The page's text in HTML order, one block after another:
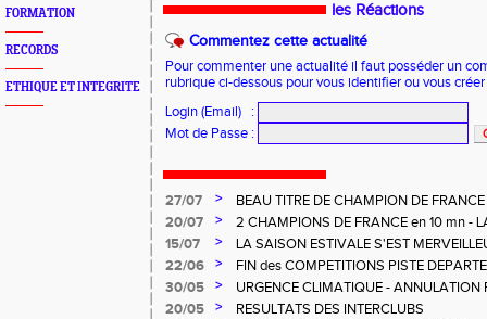
FORMATION
RECORDS
ETHIQUE ET INTEGRITE
les Réactions
Commentez cette actualité
Pour commenter une actualité il faut posséder un
rubrique ci-dessous pour vous identifier ou vous
Login (Email)
:
Mot de Passe :
27/07 >
BEAU TITRE DE CHAMPION DE
CHARNOIS aux ELITES à ALBI
20/07 >
2 CHAMPIONS DE FRANCE en 10 mn -
MERVEILLEUSEMENT BIEN
15/07 >
LA SAISON ESTIVALE S'EST
POUR NOS U14 - U16
22/06 >
FIN des COMPETITIONS PISTE
REGIONALES
30/05 >
URGENCE CLIMATIQUE - ANNULATION
20/05
>
RESULTATS DES INTERCLUBS